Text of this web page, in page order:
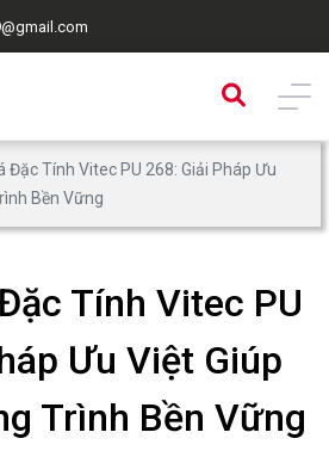
Đặc Tính Vitec PU 268: Giải Pháp Ưu
Bền Vững
Tính Vitec PU
Ưu Việt Giúp
Trình Bền Vững